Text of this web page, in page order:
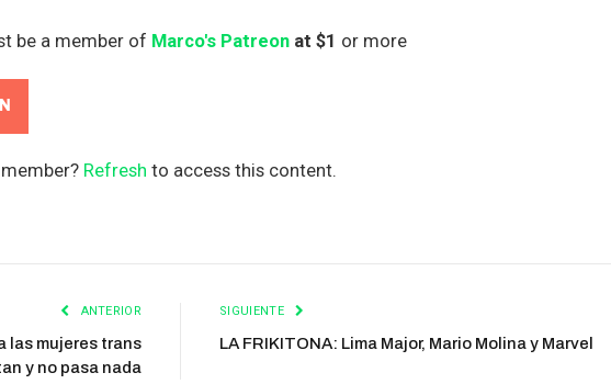
be a member of Marco's Patreonat $1 or more
Refresh to access this content.
ANTERIOR
las mujeres trans
y no pasa nada
SIGUIENTE
LA FRIKITONA: Lima Major, Mario Molina y Marvel